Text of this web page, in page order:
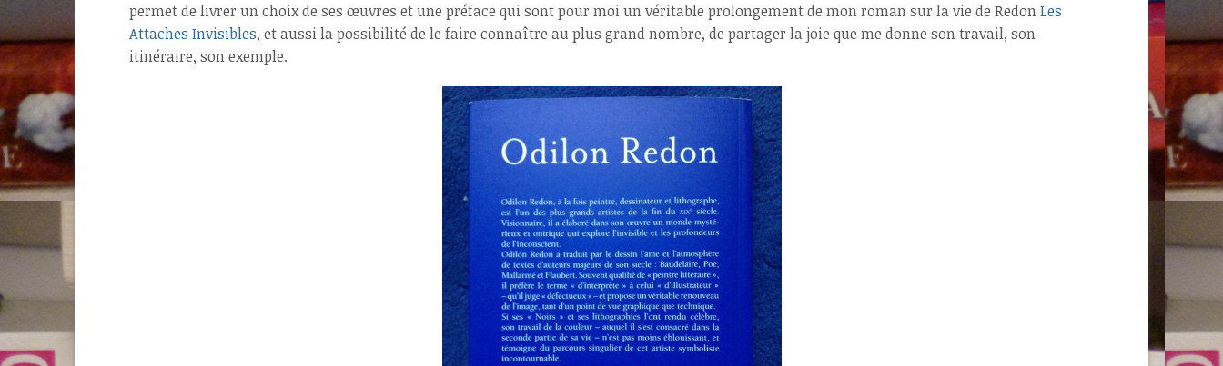
permet de livrer un choix de ses œuvres et une préface qui sont pour moi un véritable prolongement de mon roman sur la vie de RedonLes
Attaches Invisibles, et aussi la possibilité de le faire connaître au plus grand nombre, de partager la joie que me donne son travail, son
itinéraire, son exemple.